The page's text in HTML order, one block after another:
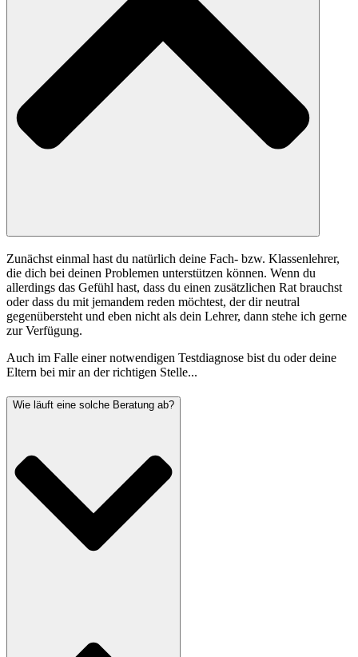
Zunächst einmal hast du natürlich deine Fach- bzw. Klassenlehrer,
die dich bei deinen Problemen unterstützen können. Wenn du
allerdings das Gefühl hast, dass du einen zusätzlichen Rat brauchst
oder dass du mit jemandem reden möchtest, der dir neutral
gegenübersteht und eben nicht als dein Lehrer, dann stehe ich gerne
zur Verfügung.
Auch im Falle einer notwendigen Testdiagnose bist du oder deine
Eltern bei mir an der richtigen Stelle...
Wie läuft eine solche Beratung ab?